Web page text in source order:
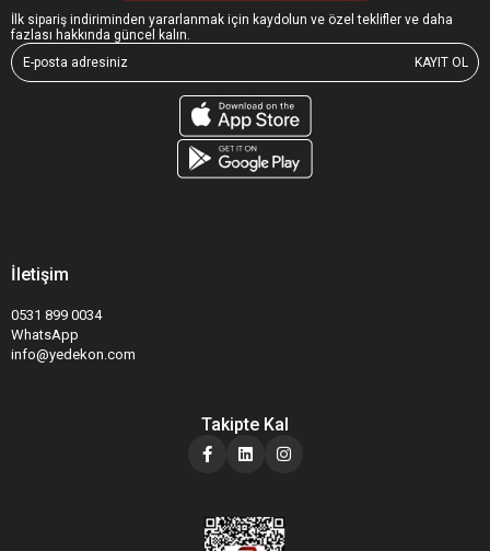
İlk sipariş indiriminden yararlanmak için kaydolun ve özel teklifler ve daha
fazlası hakkında güncel kalın.
KAYIT OL
İletişim
0531 899 0034
WhatsApp
info@yedekon.com
Takipte Kal